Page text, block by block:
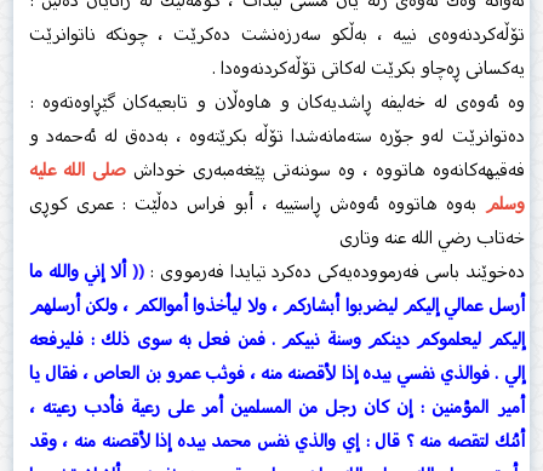
تۆڵەكردنەوەی نییە ، بەڵكو سەرزەنشت دەكرێت ، چونكە ناتوانرێت
‏یەكسانی ڕەچاو بكرێت لەكاتی تۆڵەكردنەوەدا .‏
وە ئەوەی لە خەلیفە ڕاشدیەكان و هاوەڵان و تابعیەكان گێڕاوەتەوە :
دەتوانرێت لەو جۆرە ستەمانەشدا ‏تۆڵە بكرێتەوە ، بەدەق لە ئەحمەد و
فەقیهەكانەوە هاتووە ، وە سوننەتی پێغەمبەری خوداش ‏صلى الله عليه
وسلم‏ بەوە هاتووە ‏ئەوەش ڕاستییە ، أبو فراس دەڵێت : عمری كوڕی
خەتاب رضي الله عنه‏ وتاری ‏
دەخوێند باسی فەرموودەیەكی دەكرد تیایدا فەرمووی :((ألا إني والله ما
أرسل عمالي إليكم ليضربوا أبشاركم ، ولا ليأخذوا أموالكم ، ولكن أرسلهم
إليكم ليعلموكم دينكم وسنة نبيكم . فمن فعل به سوى ذلك : فليرفعه
إلي . فوالذي نفسي بيده إذا لأقصنه منه ، فوثب عمرو بن العاص ، فقال يا
أمير المؤمنين : إن كان رجل من المسلمين أمر على رعية فأدب رعيته ،
أئنك لتقصه منه ؟ قال : إي والذي نفس محمد بيده إذا لأقصنه منه ، وقد